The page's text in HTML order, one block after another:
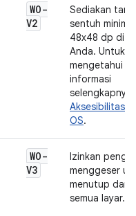
WO-
V2
Sediakan
sentuh minimal
48x48 dp di
Anda. Untuk
mengetahui
informasi
Aksesibilitas
OS.
WO-
V3
Izinkan
menggeser
menutup dari
semua layar.